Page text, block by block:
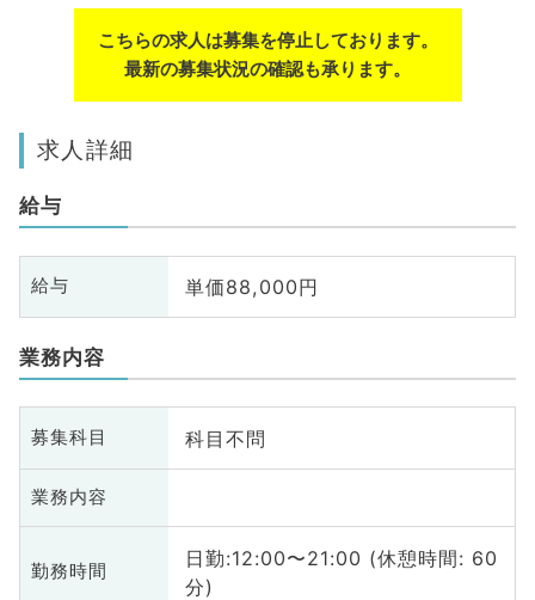
こちらの求人は募集を停止しております。
最新の募集状況の確認も承ります。
求人詳細
給与
給与 単価88,000円
業務内容
募集科目 科目不問
業務内容
勤務時間
日勤:12:00〜21:00 (休憩時間: 60
分)